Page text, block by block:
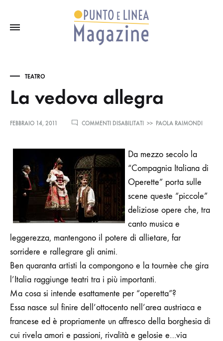
TEATRO
La vedova allegra
FEBBRAIO 14, 2011 COMMENTI DISABILITATI
SU
>> PAOLA RAIMONDI
Da mezzo secolo la
“Compagnia Italiana di
Operette” porta sulle
scene queste “piccole”
deliziose opere che, tra
canto musica e
leggerezza, mantengono il potere di allietare, far
sorridere e rallegrare gli animi.
Ben quaranta artisti la compongono e la tournèe che gira
l’Italia raggiunge teatri tra i più importanti.
Ma cosa si intende esattamente per “operetta”?
Essa nasce sul finire dell’ottocento nell’area austriaca e
francese ed è propriamente un affresco della borghesia di
cui rivela amori e passioni, rivalità e gelosie e…via